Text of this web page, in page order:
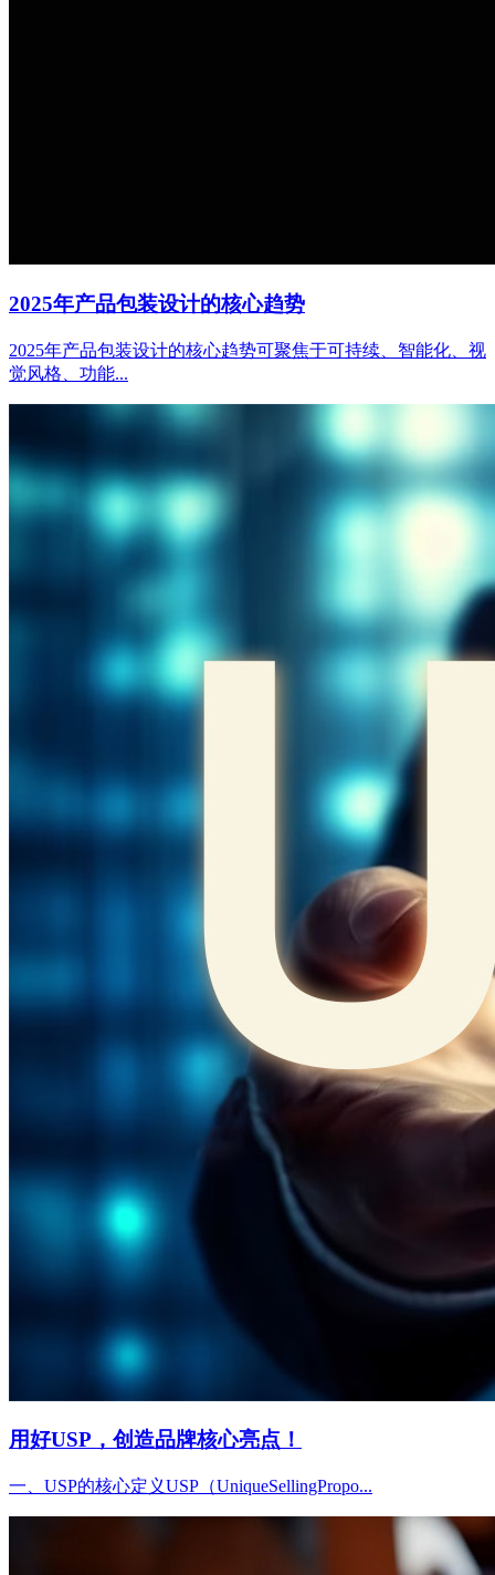
2025年产品包装设计的核心趋势
2025年产品包装设计的核心趋势可聚焦于可持续、智能化、视
觉风格、功能...
用好USP，创造品牌核心亮点！
一、USP的核心定义USP（UniqueSellingPropo...